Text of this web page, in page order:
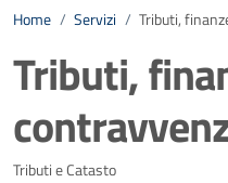
Home / Servizi / Tributi,
Tributi,
Tributi e Catasto